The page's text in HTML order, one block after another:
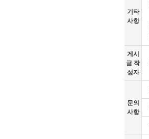
기타
사항
게시
글 작
성자
문의
사항